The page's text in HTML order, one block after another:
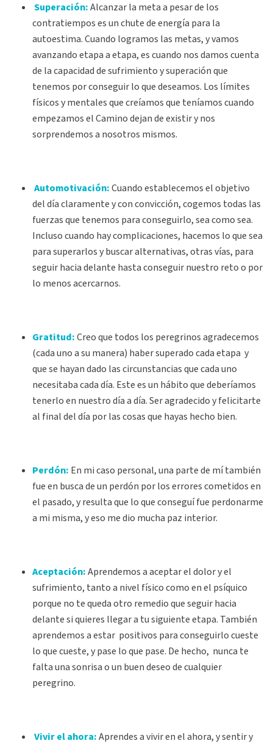
Superación:Alcanzar la meta a pesar de los
contratiempos es un chute de energía para la
autoestima. Cuando logramos las metas, y vamos
avanzando etapa a etapa, es cuando nos damos cuenta
de la capacidad de sufrimiento y superación que
tenemos por conseguir lo que deseamos. Los límites
físicos y mentales que creíamos que teníamos cuando
empezamos el Camino dejan de existir y nos
sorprendemos a nosotros mismos.
Automotivación:Cuando establecemos el objetivo
del día claramente y con convicción, cogemos todas las
fuerzas que tenemos para conseguirlo, sea como sea.
Incluso cuando hay complicaciones, hacemos lo que sea
para superarlos y buscar alternativas, otras vías, para
seguir hacia delante hasta conseguir nuestro reto o por
lo menos acercarnos.
Gratitud:Creo que todos los peregrinos agradecemos
(cada uno a su manera) haber superado cada etapa y
que se hayan dado las circunstancias que cada uno
necesitaba cada día. Este es un hábito que deberíamos
tenerlo en nuestro día a día. Ser agradecido y felicitarte
al final del día por las cosas que hayas hecho bien.
Perdón: En mi caso personal, una parte de mí también
fue en busca de un perdón por los errores cometidos en
el pasado, y resulta que lo que conseguí fue perdonarme
a mi misma, y eso me dio mucha paz interior.
Aceptación:Aprendemos a aceptar el dolor y el
sufrimiento, tanto a nivel físico como en el psíquico
porque no te queda otro remedio que seguir hacia
delante si quieres llegar a tu siguiente etapa. También
aprendemos a estar positivos para conseguirlo cueste
lo que cueste, y pase lo que pase. De hecho, nunca te
falta una sonrisa o un buen deseo de cualquier
peregrino.
Vivir el ahora:Aprendes a vivir en el ahora, y sentir y